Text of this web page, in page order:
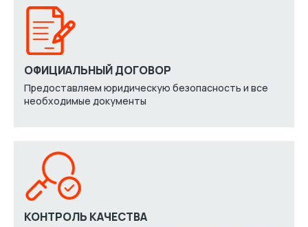
ОФИЦИАЛЬНЫЙ ДОГОВОР
Предоставляем юридическую безопасность и все
необходимые документы
КОНТРОЛЬ КАЧЕСТВА